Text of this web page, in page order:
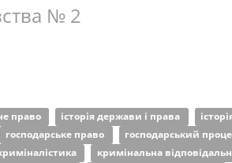
№ 2
право історія держави і права
господарське право господарський
кримінальна